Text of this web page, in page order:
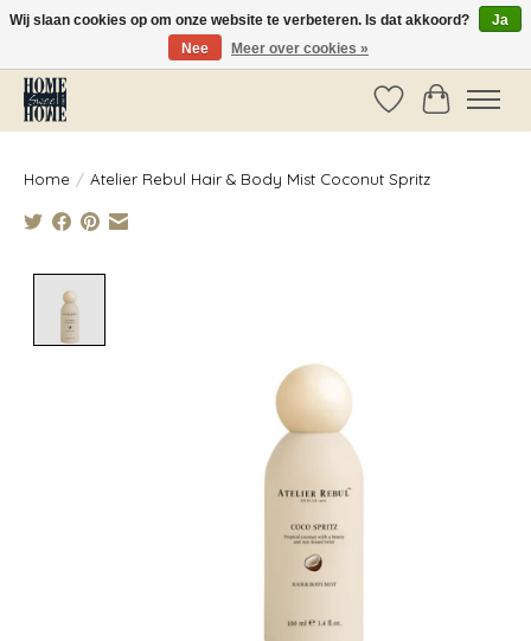
Vóór 14:00 besteld, dezelfde dag verzonden!
Verlanglijst
Home / Atelier Rebul Hair & Body Mist Coconut Spritz
Wij slaan cookies op om onze website te verbeteren. Is dat akkoord?
Ja
Nee
Meer over cookies »